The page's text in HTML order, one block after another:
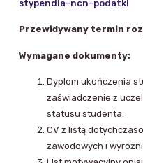
stypendia-ncn-podatki
Przewidywany termin
Wymagane dokumenty:
Dyplom ukończenia
zaświadczenie z
statusu studenta.
CV z listą
zawodowych i